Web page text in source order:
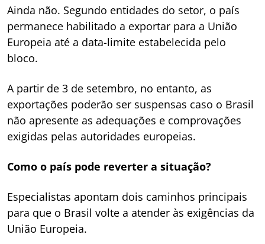
Ainda não. Segundo entidades do setor, o país
permanece habilitado a exportar para a União
Europeia até a data-limite estabelecida pelo
bloco.
A partir de 3 de setembro, no entanto, as
exportações poderão ser suspensas caso o Brasil
não apresente as adequações e comprovações
exigidas pelas autoridades europeias.
Como o país pode reverter a situação?
Especialistas apontam dois caminhos principais
para que o Brasil volte a atender às exigências da
União Europeia.